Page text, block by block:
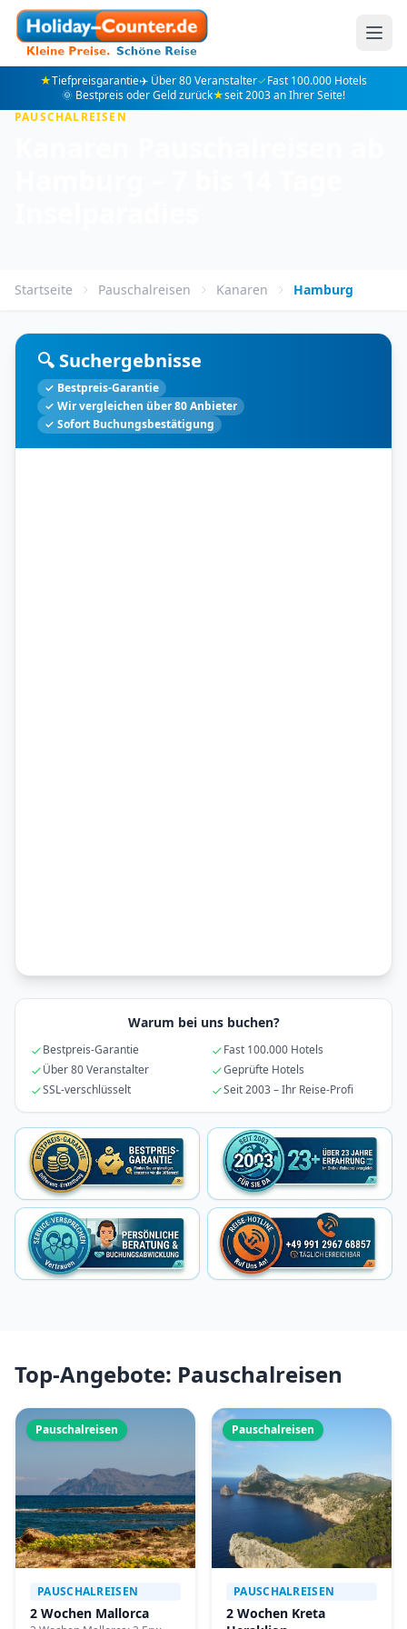
★Tiefpreisgarantie✈️ Über 80 Veranstalter✓Fast 100.000 Hotels
🌞 Bestpreis oder Geld zurück★seit 2003 an Ihrer Seite!
PAUSCHALREISEN
Startseite Pauschalreisen Kanaren Hamburg
🔍 Suchergebnisse
✓ Bestpreis-Garantie
✓ Wir vergleichen über 80 Anbieter
✓ Sofort Buchungsbestätigung
Warum bei uns buchen?
Bestpreis-Garantie
Fast 100.000 Hotels
Über 80 Veranstalter
Geprüfte Hotels
SSL-verschlüsselt
Seit 2003 – Ihr Reise-Profi
Top-Angebote: Pauschalreisen
Pauschalreisen
PAUSCHALREISEN
2 Wochen Mallorca
Pauschalreisen
PAUSCHALREISEN
2 Wochen Kreta